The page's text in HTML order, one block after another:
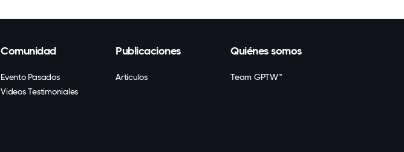
Comunidad
Evento Pasados
Videos Testimoniales
Publicaciones
Artículos
Quiénes somos
Team GPTW™